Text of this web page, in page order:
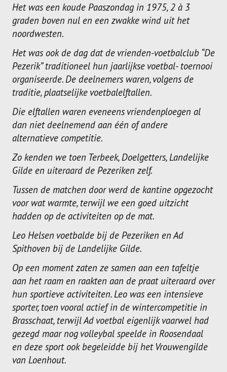
Jongens U17
Meisjes U17-A
Meisjes U17-B
Dames
Dames A
Dames B
Dames C
Dames D
Dames E
Dames F
Heren
Heren A
Heren C
Recrea
Dames Recrea A
Dames Recrea B
Dames Recrea C
Het was een koude Paaszondag in 1975, 2 à 3
graden boven nul en een zwakke wind uit het
noordwesten.
Het was ook de dag dat de vrienden-voetbalclub “De
Pezerik” traditioneel hun jaarlijkse voetbal- toernooi
organiseerde. De deelnemers waren, volgens de
traditie, plaatselijke voetbalelftallen.
Die elftallen waren eveneens vriendenploegen al
dan niet deelnemend aan één of andere
alternatieve competitie.
Zo kenden we toen Terbeek, Doelgetters, Landelijke
Gilde en uiteraard de Pezeriken zelf.
Tussen de matchen door werd de kantine opgezocht
voor wat warmte, terwijl we een goed uitzicht
hadden op de activiteiten op de mat.
Leo Helsen voetbalde bij de Pezeriken en Ad
Spithoven bij de Landelijke Gilde.
Op een moment zaten ze samen aan een tafeltje
aan het raam en raakten aan de praat uiteraard over
hun sportieve activiteiten. Leo was een intensieve
sporter, toen vooral actief in de wintercompetitie in
Brasschaat, terwijl Ad voetbal eigenlijk vaarwel had
gezegd maar nog volleybal speelde in Roosendaal
en deze sport ook begeleidde bij het Vrouwengilde
van Loenhout.